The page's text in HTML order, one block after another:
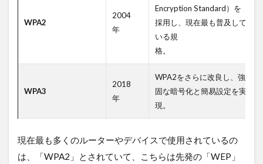
WPA2
2004
年
Encryption Standard）を
採用し、現在最も普及して
いる規
格。
WPA3
2018
年
WPA2をさらに改良し、強
固な暗号化と簡易設定を実
現。
現在最も多くのルーターやデバイスで使用されているの
は、「WPA2」とされていて、こちらは先発の「WEP」